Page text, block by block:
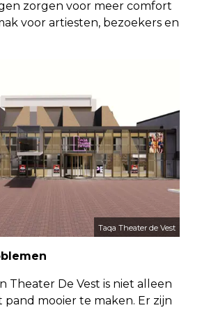
zorgen voor meer comfort
voor artiesten, bezoekers en
Taqa Theater de Vest
Theater De Vest is niet alleen
mooier te maken. Er zijn